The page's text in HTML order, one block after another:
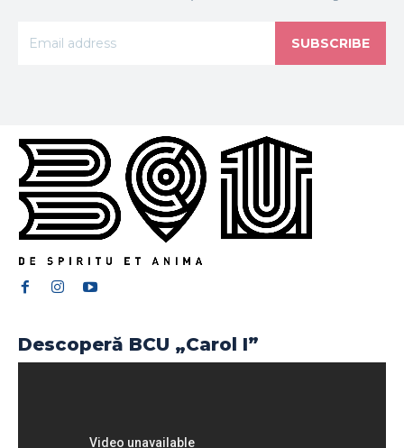
SUBSCRIBE
Descoperă BCU „Carol I”